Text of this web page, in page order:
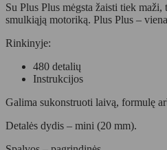
Su Plus Plus mėgsta žaisti tiek
smulkiąją motoriką. Plus Plus –
Rinkinyje:
480 detalių
Instrukcijos
Galima sukonstruoti laivą, formulę
Detalės dydis – mini (20 mm).